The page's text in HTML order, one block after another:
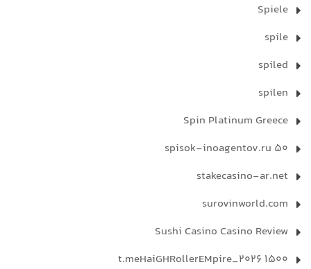
Spiele
spile
spiled
spilen
Spin Platinum Greece
spisok-inoagentov.ru 50
stakecasino-ar.net
surovinworld.com
Sushi Casino Casino Review
t.meHaiGHRollerEMpire_2026 1500